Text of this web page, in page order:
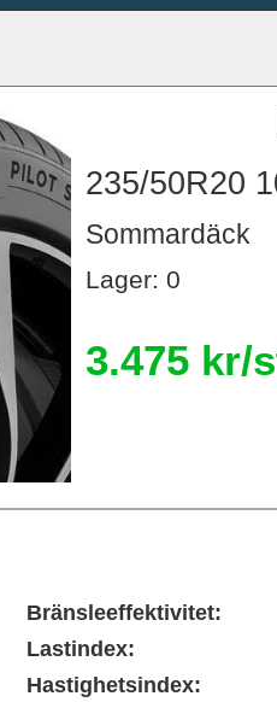
235/50R20
Sommardäck
Lager: 0
3.475 kr/
Bränsleeffektivitet:
Lastindex:
Hastighetsindex: